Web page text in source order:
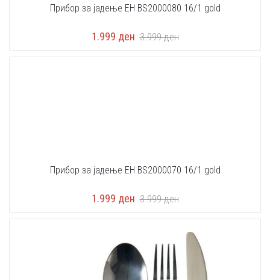
Прибор за јадење EH BS2000080 16/1 gold
1.999 ден 3.999ден
Прибор за јадење EH BS2000070 16/1 gold
1.999 ден 3.999ден